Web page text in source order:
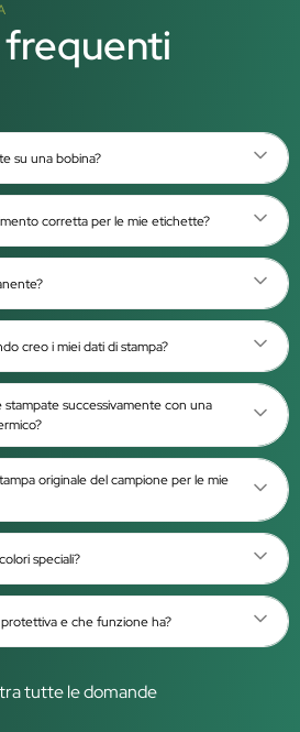
su una bobina?
corretta per le mie etichette?
creo i miei dati di stampa?
successivamente con una
originale del campione per le mie
speciali?
e che funzione ha?
tutte le domande